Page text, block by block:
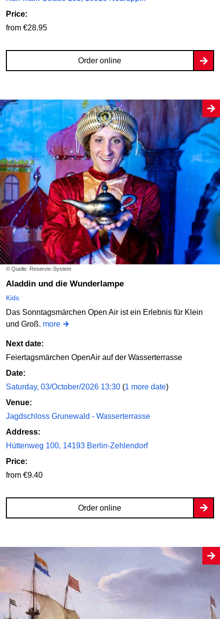
Price:
from €28.95
Order online
© Quelle: Reservix-System
Aladdin und die Wunderlampe
Kids
Das Sonntagsmärchen Open Air ist ein Erlebnis für Klein
und Groß. more
Next date:
Feiertagsmärchen OpenAir auf der Wasserterrasse
Date:
Saturday, 03/October/2026 13:30 (1 more date)
Venue:
Jagdschloss Grunewald - Wasserterrasse
Address:
Hüttenweg 100, 14193 Berlin-Zehlendorf
Price:
from €9.40
Order online